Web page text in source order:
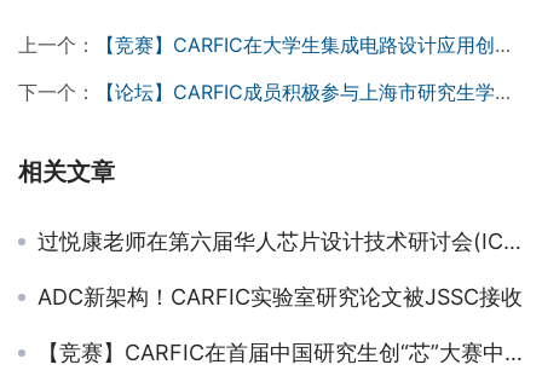
上一个：
【竞赛】CARFIC在大学生集成电路设计应用创新大赛中获特等奖
下一个：
【论坛】CARFIC成员积极参与上海市研究生学术论坛
相关文章
过悦康老师在第六届华人芯片设计技术研讨会(ICAC 2024)作报告
ADC新架构！CARFIC实验室研究论文被JSSC接收
【竞赛】CARFIC在首届中国研究生创“芯”大赛中获两项一等奖